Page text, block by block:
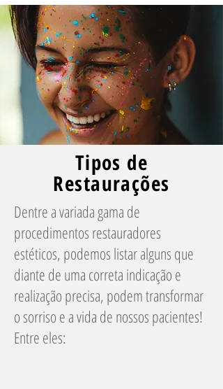
Tipos de
Restaurações
Dentre a variada gama de
procedimentos restauradores
estéticos, podemos listar alguns que
diante de uma correta indicação e
realização precisa, podem transformar
o sorriso e a vida de nossos pacientes!
Entre eles: